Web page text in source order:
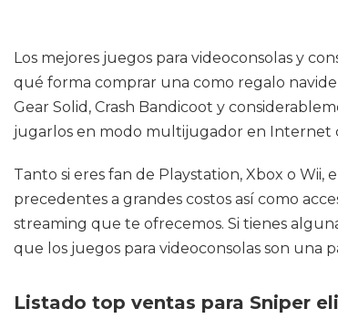
Los mejores juegos para videoconsolas y
qué forma comprar una como regalo
Gear Solid, Crash Bandicoot y
jugarlos en modo multijugador en Internet
Tanto si eres fan de Playstation, Xbox o
precedentes a grandes costos así como
streaming que te ofrecemos. Si tienes
que los juegos para videoconsolas son una
Listado top ventas para Sniper